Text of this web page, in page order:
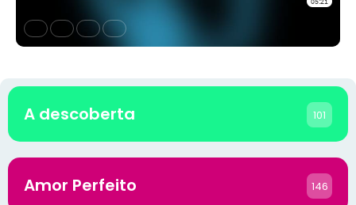
A descoberta 101
Amor Perfeito 146